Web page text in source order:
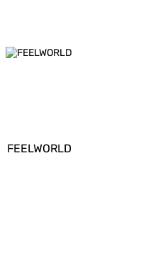
FEELWORLD